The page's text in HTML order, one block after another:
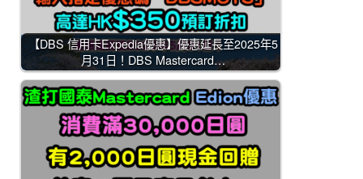
【DBS 信用卡Expedia優惠】優惠延長至2025年5
月31日！DBS Mastercard…